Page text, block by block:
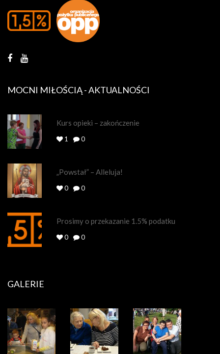
MOCNI MIŁOŚCIĄ - AKTUALNOŚCI
Kurs opieki – zakończenie
1 0
„Powstał” – Alleluja!
0 0
Prosimy o przekazanie 1.5% podatku
0 0
GALERIE